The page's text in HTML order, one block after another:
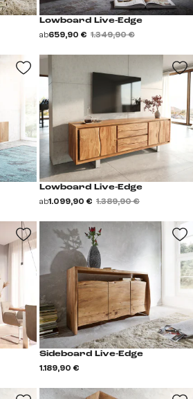
Lowboard Live-Edge
ab659,90 € 1.349,90 €
Lowboard Live-Edge
ab1.099,90 € 1.389,90 €
Sideboard Live-Edge
1.189,90 €